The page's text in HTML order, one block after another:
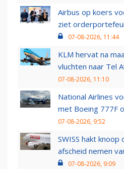
Airbus op koers
ziet
07-08-2026, 11:44
KLM hervat na
vluchten naar Tel
07-08-2026, 11:10
National Airlines
met Boeing 777F
07-08-2026, 9:52
SWISS hakt
afscheid nemen
07-08-2026, 9:09